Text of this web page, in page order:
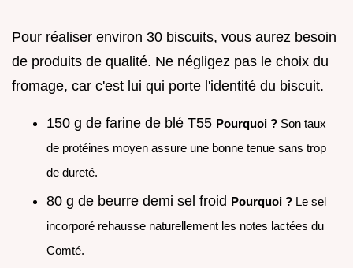
Pour réaliser environ 30 biscuits, vous aurez besoin
de produits de qualité. Ne négligez pas le choix du
fromage, car c'est lui qui porte l'identité du biscuit.
150 g de farine de blé T55 Pourquoi ? Son taux
de protéines moyen assure une bonne tenue sans trop
de dureté.
80 g de beurre demi sel froid Pourquoi ? Le sel
incorporé rehausse naturellement les notes lactées du
Comté.